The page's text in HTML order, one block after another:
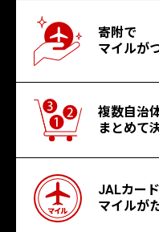
寄附で
マイルが
複数自治
まとめて
JALカー
マイルが